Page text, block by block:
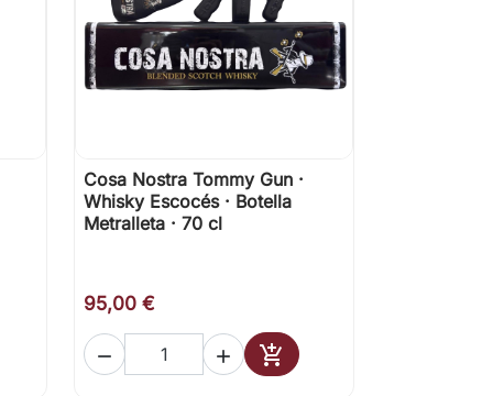
al carrito
 Vista rápida
Cosa Nostra Tommy Gun ·
Whisky Escocés · Botella
Metralleta · 70 cl
95,00 €
  
Añadir al carrito